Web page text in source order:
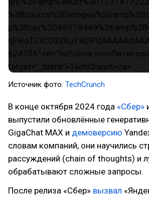
Источник фото: TechCrunch
В конце октября 2024 года «Сбер»
выпустили обновлённые
GigaChat MAX и демоверсию
словам компаний, они научились
рассуждений (chain of thoughts) и
обрабатывают сложные запросы.
После релиза «Сбер» вызвал